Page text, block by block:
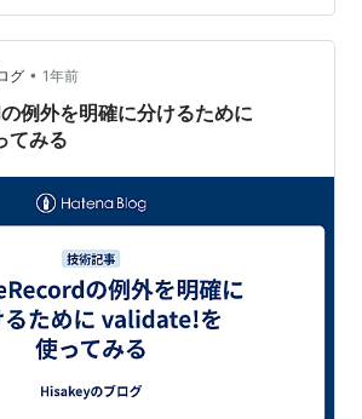
類 例外は割り込みとそれ以外に大き
きます。この2つの特徴を下表にまとめ
種類 用途 発生要因 要求保留の可否 割
CPUで決まっている 外部要求とCPU検
グ • 1年前
例外を明確に分けるために
てみる